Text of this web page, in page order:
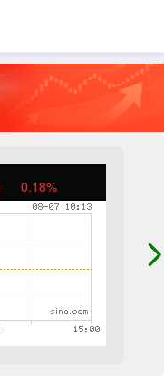
0.18%